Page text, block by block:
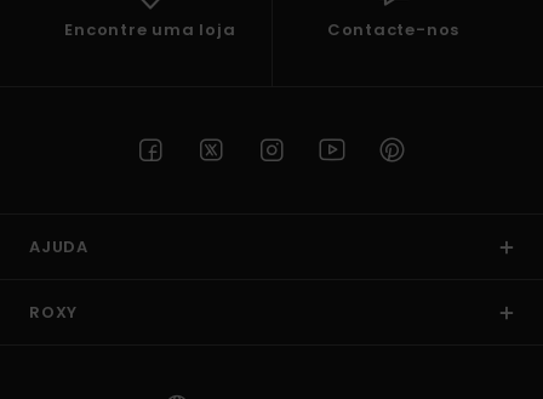
Encontre uma loja Contacte-nos
AJUDA
ROXY